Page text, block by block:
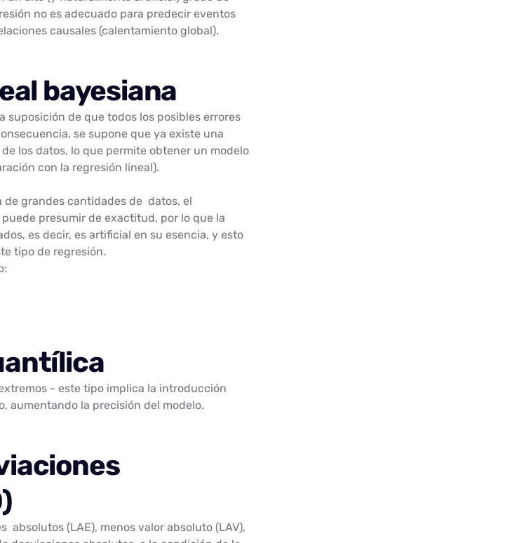
no es adecuado para predecir eventos
causales (calentamiento global).
bayesiana
suposición de que todos los posibles errores
se supone que ya existe una
los datos, lo que permite obtener un modelo
con la regresión lineal).
de grandes cantidades de datos, el
presumir de exactitud, por lo que la
es decir, es artificial en su esencia, y esto
tipo de regresión.
- este tipo implica la introducción
aumentando la precisión del modelo.
absolutos (LAE), menos valor absoluto (LAV),